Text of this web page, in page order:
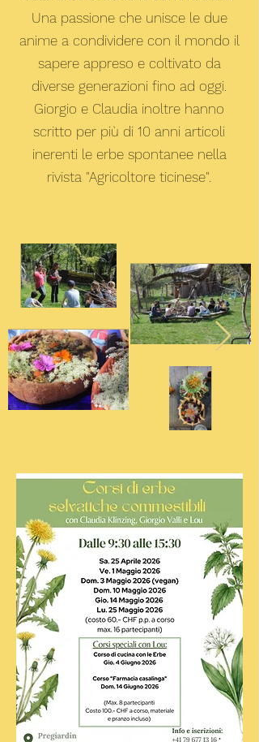
Una passione che unisce le due
anime a condividere con il mondo il
sapere appreso e coltivato da
diverse generazioni fino ad oggi.
Giorgio e Claudia inoltre hanno
scritto per più di 10 anni articoli
inerenti le erbe spontanee nella
rivista "Agricoltore ticinese".